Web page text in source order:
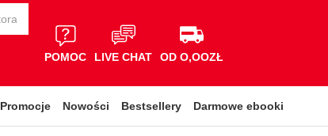
POMOC LIVE CHAT OD O,OOZŁ
Promocje Nowości Bestsellery Darmowe ebooki